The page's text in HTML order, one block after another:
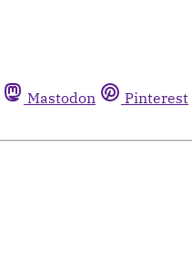
Mastodon Pinterest